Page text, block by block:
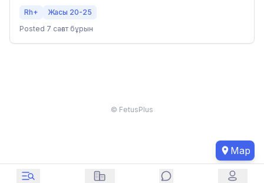
Rh+
Жасы 20-25
Posted 7 сағат бұрын
© FetusPlus
Map